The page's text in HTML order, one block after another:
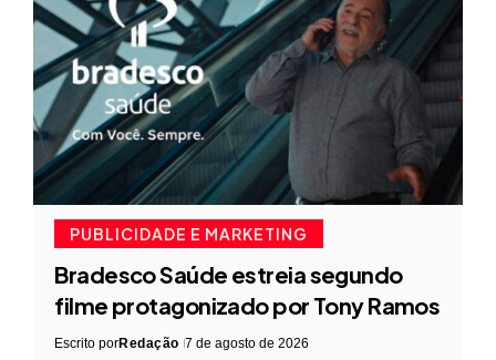
PUBLICIDADE E MARKETING
Bradesco Saúde estreia segundo
filme protagonizado por Tony Ramos
Escrito porRedação 7 de agosto de 2026